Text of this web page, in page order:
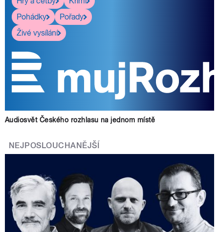
Pohádky
Pořady
Živé vysílání
Audiosvět Českého rozhlasu na jednom místě
NEJPOSLOUCHANĚJŠÍ